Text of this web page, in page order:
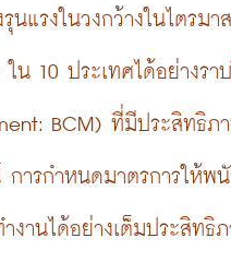
แรงในวงกว้างในไตรม
10 ประเทศได้อย่างรา
BCM) ที่มีประสิทธิ
การกำหนดมาตรการให้
านได้อย่างเต็มประสิทธิภ